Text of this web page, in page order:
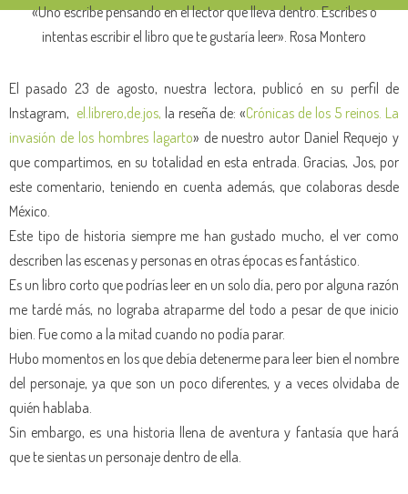
«Uno escribe pensando en el lector que lleva dentro. Escribes o
intentas escribir el libro que te gustaría leer». Rosa Montero
El pasado 23 de agosto, nuestra lectora, publicó en su perfil de
Instagram, el.librero,de.jos, la reseña de: «Crónicas de los 5 reinos. La
invasión de los hombres lagarto» de nuestro autor Daniel Requejo y
que compartimos, en su totalidad en esta entrada. Gracias, Jos, por
este comentario, teniendo en cuenta además, que colaboras desde
México.
Este tipo de historia siempre me han gustado mucho, el ver como
describen las escenas y personas en otras épocas es fantástico.
Es un libro corto que podrías leer en un solo día, pero por alguna razón
me tardé más, no lograba atraparme del todo a pesar de que inicio
bien. Fue como a la mitad cuando no podía parar.
Hubo momentos en los que debía detenerme para leer bien el nombre
del personaje, ya que son un poco diferentes, y a veces olvidaba de
quién hablaba.
Sin embargo, es una historia llena de aventura y fantasía que hará
que te sientas un personaje dentro de ella.